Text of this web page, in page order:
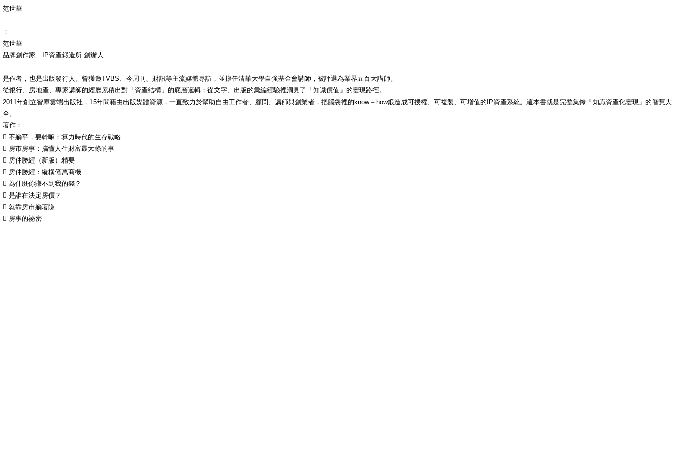
范世華
：
范世華
品牌創作家｜IP資產鍛造所 創辦人
是作者，也是出版發行人。曾獲邀TVBS、今周刊、財訊等主流媒體專訪，並擔任清華大學自強基金會講師，被評選為業界五百大講師。
從銀行、房地產、專家講師的經歷累積出對「資產結構」的底層邏輯；從文字、出版的彙編經驗裡洞見了「知識價值」的變現路徑。
2011年創立智庫雲端出版社，15年間藉由出版媒體資源，一直致力於幫助自由工作者、顧問、講師與創業者，把腦袋裡的know－how鍛造成可授權、可複製、可增值的IP資產系統。這本書就是完整集錄「知識資產化變現」的智慧大
全。
著作：
 不躺平，要幹嘛：算力時代的生存戰略
 房市房事：搞懂人生財富最大條的事
 房仲勝經（新版）精要
 房仲勝經：縱橫億萬商機
 為什麼你賺不到我的錢？
 是誰在決定房價？
 就靠房市躺著賺
 房事的祕密